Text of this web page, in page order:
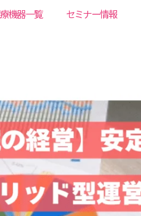
機器一覧 セミナー情報